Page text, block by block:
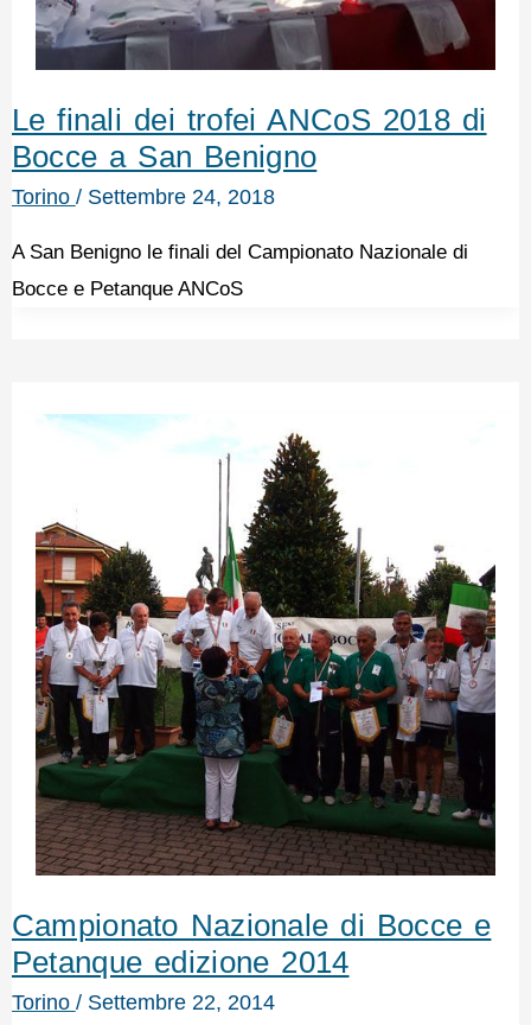
Le finali dei trofei ANCoS 2018 di
Bocce a San Benigno
Torino / Settembre 24, 2018
A San Benigno le finali del Campionato Nazionale di
Bocce e Petanque ANCoS
Campionato Nazionale di Bocce e
Petanque edizione 2014
Torino / Settembre 22, 2014